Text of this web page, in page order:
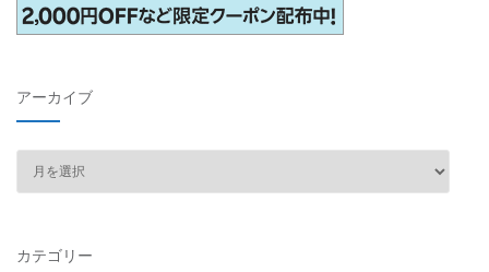
アーカイブ
ブ
カテゴリー